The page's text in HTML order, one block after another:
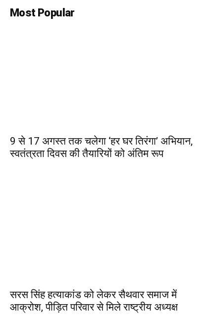
Most Popular
9 से 17 अगस्त तक चलेगा ‘हर घर तिरंगा’ अभियान,
स्वतंत्रता दिवस की तैयारियों को अंतिम रूप
सरस सिंह हत्याकांड को लेकर सैथवार समाज में
आक्रोश, पीड़ित परिवार से मिले राष्ट्रीय अध्यक्ष